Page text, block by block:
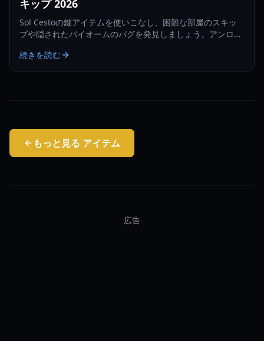
キップ 2026
Sol Cestoの鍵アイテムを使いこなし、困難な部屋のスキッ
プや隠されたバイオームのバグを発見しましょう。アンロッ
続きを読む
もっと見る アイテム
広告